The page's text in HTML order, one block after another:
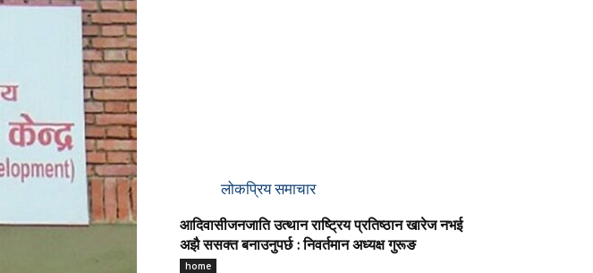
लोकप्रिय समाचार
आदिवासीजनजाति उत्थान राष्ट्रिय प्रतिष्ठान खारेज नभई
अझै ससक्त बनाउनुपर्छ : निवर्तमान अध्यक्ष गुरूङ
home